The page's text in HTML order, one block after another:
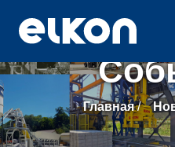
О
компании
Главная/